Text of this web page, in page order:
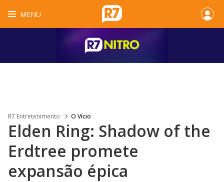
MENU
R7 Entretenimento O Vício
Elden Ring: Shadow of the
Erdtree promete
expansão épica